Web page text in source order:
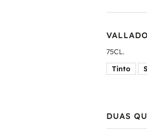
75CL.
Tinto
DUAS